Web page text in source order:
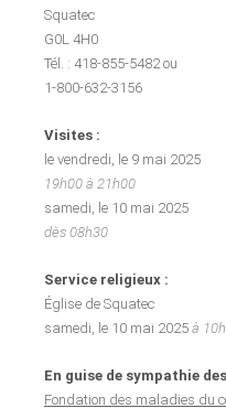
Squatec
G0L 4H0
Tél. : 418-855-5482 ou
1-800-632-3156
Visites :
le vendredi, le 9 mai 2025
19h00 à 21h00
samedi, le 10 mai 2025
dès 08h30
Service religieux :
Église de Squatec
samedi, le 10 mai 2025 à
En guise de sympathie
Fondation des maladies du